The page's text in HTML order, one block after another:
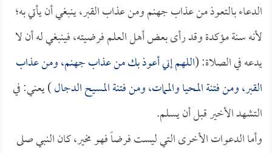
الدعاء بالتعوذ من عذاب جهنم ومن عذاب القبر، ينبغي أن يأتي به؛
لأنه سنة مؤكدة وقد رأى بعض أهل العلم فرضيته، فينبغي له أن لا
يدعه في الصلاة: (اللهم إني أعوذ بك من عذاب جهنم، ومن عذاب
القبر، ومن فتنة المحيا والممات، ومن فتنةالمسيح الدجال) يعني: في
التشهد الأخير قبل أن يسلم.
وأما الدعوات الأخرى التي ليست فرضاً فهو مخير، كان النبي صلى